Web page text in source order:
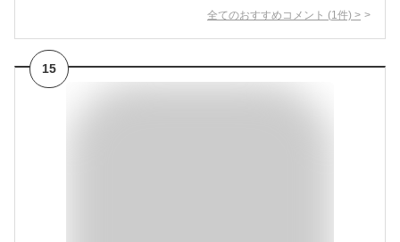
全てのおすすめコメント (1 件) >
15